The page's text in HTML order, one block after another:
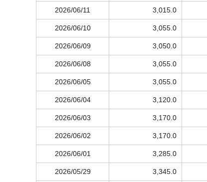
2026/06/11 3,015.0
2026/06/10 3,055.0
2026/06/09 3,050.0
2026/06/08 3,055.0
2026/06/05 3,055.0
2026/06/04 3,120.0
2026/06/03 3,170.0
2026/06/02 3,170.0
2026/06/01 3,285.0
2026/05/29 3,345.0